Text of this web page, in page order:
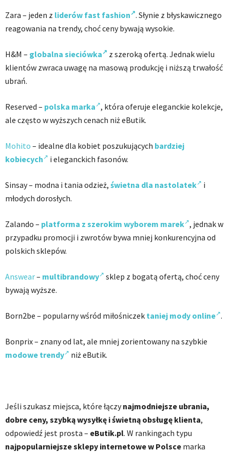
Zara – jeden z liderów fast fashion . Słynie z błyskawicznego
reagowania na trendy, choć ceny bywają wysokie.
H&M – globalna sieciówka
z szeroką ofertą. Jednak wielu
klientów zwraca uwagę na masową produkcję i niższą trwałość
ubrań.
Reserved – polska marka , która oferuje eleganckie kolekcje,
ale często w wyższych cenach niż eButik.
Mohito – idealne dla kobiet poszukujących bardziej
kobiecych
i eleganckich fasonów.
Sinsay – modna i tania odzież, świetna dla nastolatek
i
młodych dorosłych.
Zalando – platforma z szerokim wyborem marek , jednak w
przypadku promocji i zwrotów bywa mniej konkurencyjna od
polskich sklepów.
Answear– multibrandowy
sklep z bogatą ofertą, choć ceny
bywają wyższe.
Born2be – popularny wśród miłośniczek taniej mody online .
Bonprix – znany od lat, ale mniej zorientowany na szybkie
modowe trendy
niż eButik.
Jeśli szukasz miejsca, które łączynajmodniejsze ubrania,
dobre ceny, szybką wysyłkę i świetną obsługę klienta,
odpowiedź jest prosta – eButik.pl. W rankingach typu
najpopularniejsze sklepy internetowe w Polsce marka